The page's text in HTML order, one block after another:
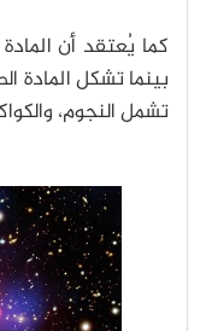
تشمل النجوم،